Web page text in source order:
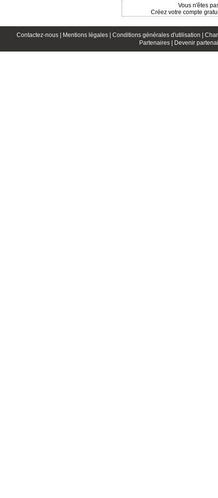
Vous n'êtes
Créez votre compte
Contactez-nous | Mentions légales | Conditions générales d'utilisation |
Partenaires |
Devenir